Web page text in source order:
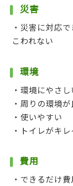
災害
・災害に対応
こわれない
環境
・環境にやさし
・周りの環境
・使いやすい
・トイレがキレ
費用
・できるだけ